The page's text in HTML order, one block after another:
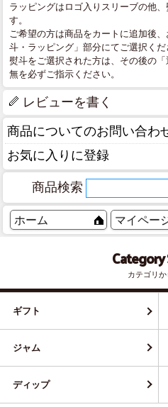
ラッピングはロゴ入りスリーブの他
す。
ご希望の方は商品をカートに追加後
斗・ラッピング」部分にてご選択くだ
熨斗をご選択された方は、その後の
無を必ずご指示ください。
レビューを書く
商品についてのお問い合わ
お気に入りに登録
商品検索
ホーム マイペー
カテゴリ
ギフト
ジャム
ディップ